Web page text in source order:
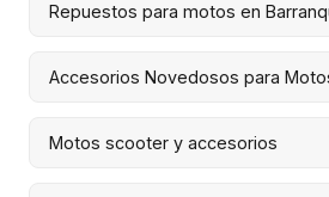
Repuestos para motos en
Accesorios Novedosos para
Motos scooter y accesorios